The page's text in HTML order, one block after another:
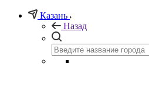
Казань
Назад